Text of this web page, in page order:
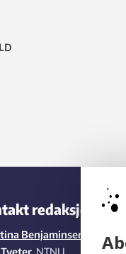
redaksjonen
Benjaminsen
SINTEF
, NTNU